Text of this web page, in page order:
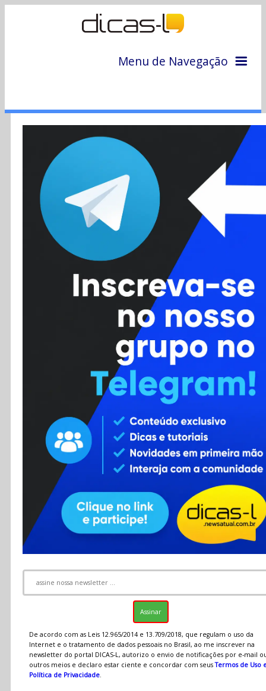
Menu de Navegação
Colunas
Colaboradores
Cursos
Enviar Dica
Contato
RSS
De acordo com as Leis 12.965/2014 e 13.709/2018, que regulam o uso da
Internet e o tratamento de dados pessoais no Brasil, ao me inscrever na
newsletter do portal DICAS-L, autorizo o envio de notificações por e-mail
outros meios e declaro estar ciente e concordar com seusTermos de Uso
Política de Privacidade.